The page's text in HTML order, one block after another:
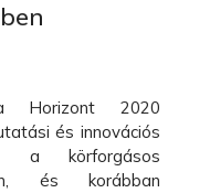
Horizont 2020
és innovációs
a körforgásos
és korábban